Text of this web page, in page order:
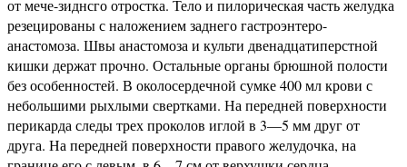
от мече-зиднсго отростка. Тело и пилорическая часть желудка
резецированы с наложением заднего гастроэнтеро-
анастомоза. Швы анастомоза и культи двенадцатиперстной
кишки держат прочно. Остальные органы брюшной полости
без особенностей. В околосердечной сумке 400 мл крови с
небольшими рыхлыми свертками. На передней поверхности
перикарда следы трех проколов иглой в 3—5 мм друг от
друга. На передней поверхности правого желудочка, на